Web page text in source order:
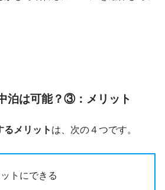
泊は可能？③：メリット
るメリット は、次の４つです。
トにできる